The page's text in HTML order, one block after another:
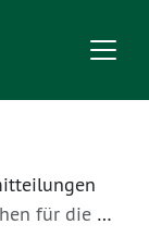
Demokratie